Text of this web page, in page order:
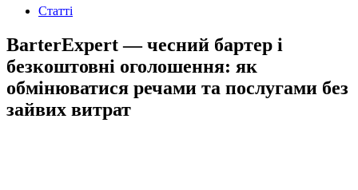
Статті
BarterExpert — чесний бартер і
безкоштовні оголошення: як
обмінюватися речами та послугами без
зайвих витрат